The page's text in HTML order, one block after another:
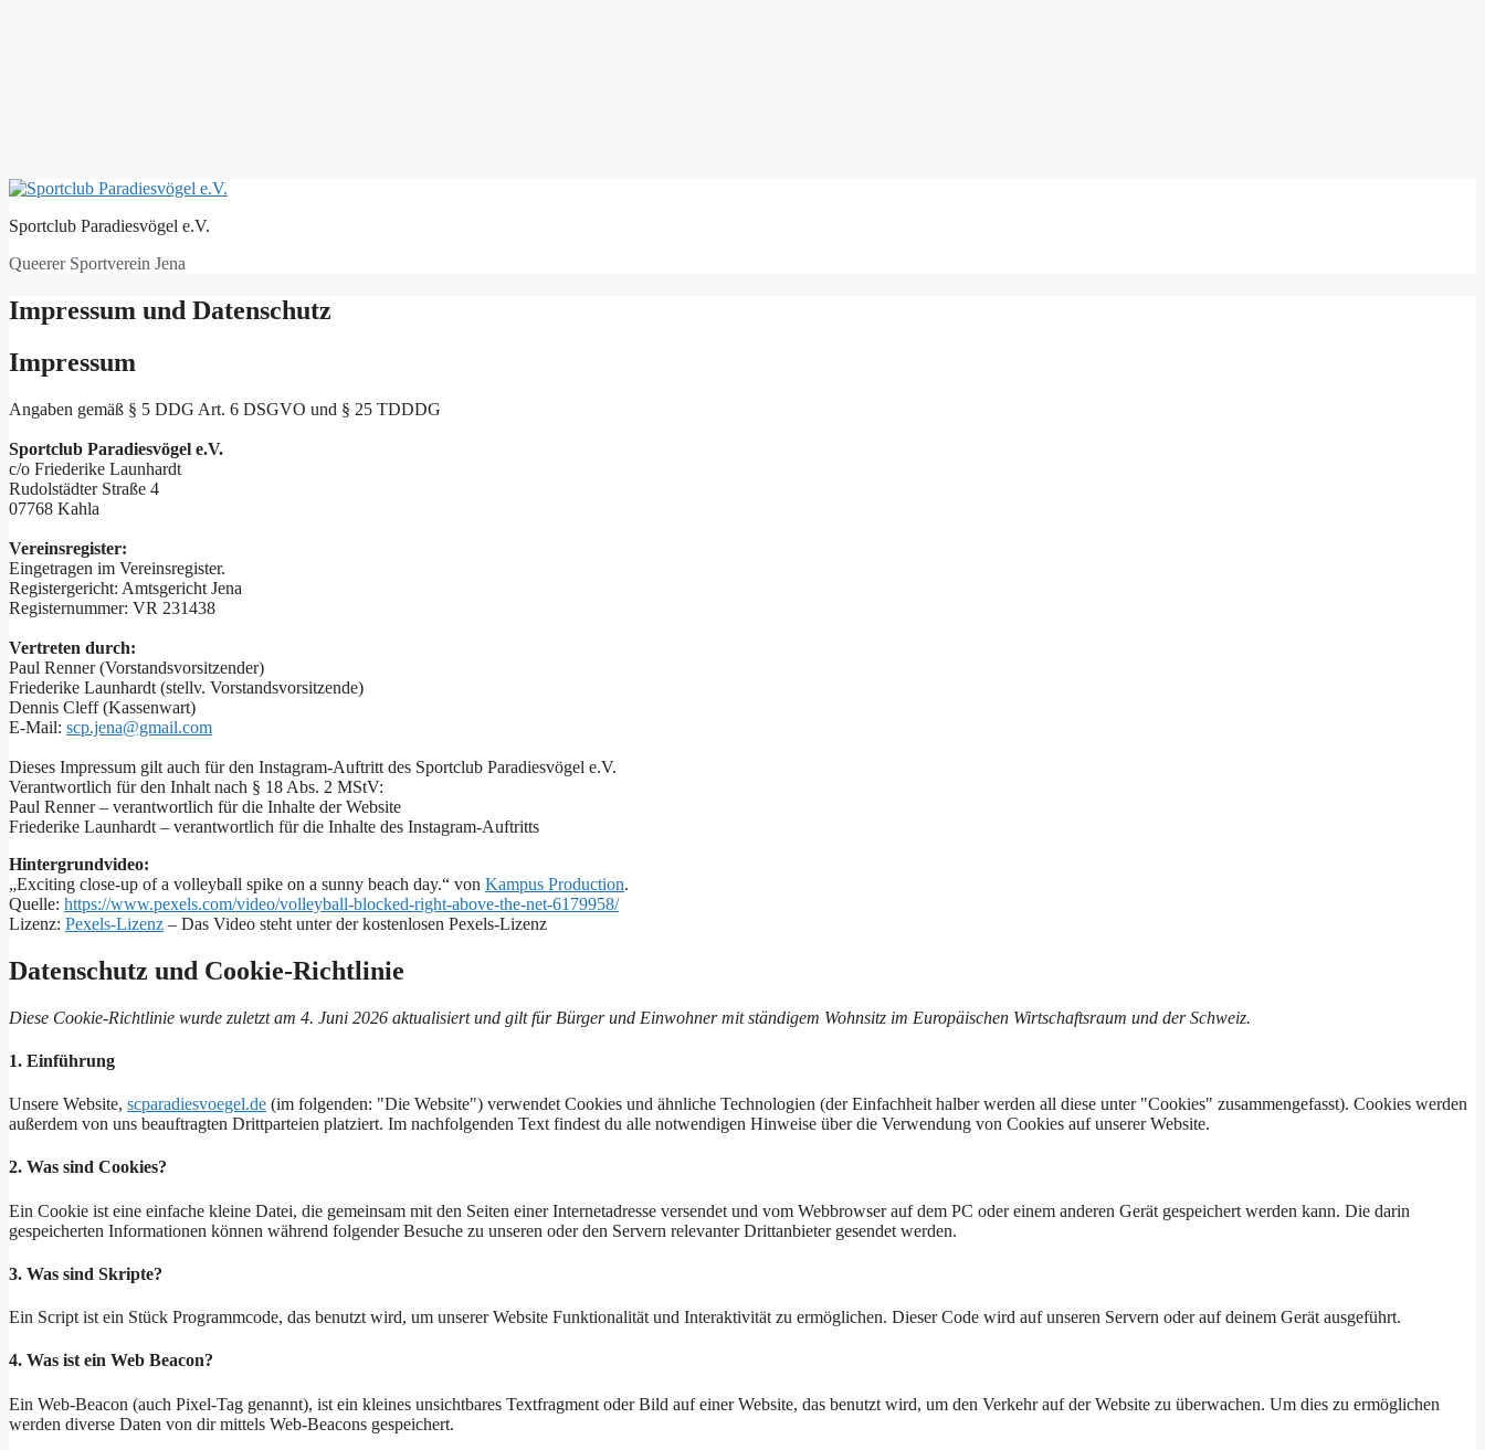
Zum
springen
Sportclub Paradiesvögel e.V.
Queerer Sportverein Jena
Impressum und Datenschutz
Impressum
Angaben gemäß § 5 DDG Art. 6 DSGVO und § 25 TDDDG
Sportclub Paradiesvögel e.V.
c/o Friederike Launhardt
Rudolstädter Straße 4
07768 Kahla
Vereinsregister:
Eingetragen im Vereinsregister.
Registergericht: Amtsgericht Jena
Registernummer: VR 231438
Vertreten durch:
Paul Renner (Vorstandsvorsitzender)
Friederike Launhardt (stellv. Vorstandsvorsitzende)
Dennis Cleff (Kassenwart)
E-Mail: scp.jena@gmail.com
Dieses Impressum gilt auch für den Instagram-Auftritt des Sportclub Paradiesvögel e.V.
Verantwortlich für den Inhalt nach § 18 Abs. 2 MStV:
Paul Renner – verantwortlich für die Inhalte der Website
Friederike Launhardt – verantwortlich für die Inhalte des Instagram-Auftritts
Hintergrundvideo:
„Exciting close-up of a volleyball spike on a sunny beach day.“ von Kampus Production.
Quelle: https://www.pexels.com/video/volleyball-blocked-right-above-the-net-6179958/
Lizenz: Pexels-Lizenz – Das Video steht unter der kostenlosen Pexels-Lizenz
Datenschutz und Cookie-Richtlinie
Diese Cookie-Richtlinie wurde zuletzt am 4. Juni 2026 aktualisiert und gilt für Bürger und Einwohner mit ständigem Wohnsitz im Europäischen Wirtschaftsraum und der Schweiz.
1. Einführung
Unsere Website, scparadiesvoegel.de (im folgenden: "Die Website") verwendet Cookies und ähnliche Technologien (der Einfachheit halber werden all diese unter "Cookies" zusammengefasst). Cookies werden
außerdem von uns beauftragten Drittparteien platziert. Im nachfolgenden Text findest du alle notwendigen Hinweise über die Verwendung von Cookies auf unserer Website.
2. Was sind Cookies?
Ein Cookie ist eine einfache kleine Datei, die gemeinsam mit den Seiten einer Internetadresse versendet und vom Webbrowser auf dem PC oder einem anderen Gerät gespeichert werden kann. Die darin
gespeicherten Informationen können während folgender Besuche zu unseren oder den Servern relevanter Drittanbieter gesendet werden.
3. Was sind Skripte?
Ein Script ist ein Stück Programmcode, das benutzt wird, um unserer Website Funktionalität und Interaktivität zu ermöglichen. Dieser Code wird auf unseren Servern oder auf deinem Gerät ausgeführt.
4. Was ist ein Web Beacon?
Ein Web-Beacon (auch Pixel-Tag genannt), ist ein kleines unsichtbares Textfragment oder Bild auf einer Website, das benutzt wird, um den Verkehr auf der Website zu überwachen. Um dies zu ermöglichen
werden diverse Daten von dir mittels Web-Beacons gespeichert.